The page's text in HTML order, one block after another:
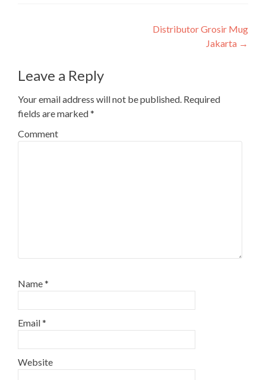
Post navigationDistributor Grosir Mug
Jakarta →
Leave a Reply
Your email address will not be published. Required
fields are marked*
Comment
Name*
Email*
Website